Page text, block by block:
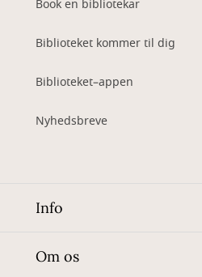
Book en bibliotekar
Biblioteket kommer til dig
Biblioteket–appen
Nyhedsbreve
Info
Om os